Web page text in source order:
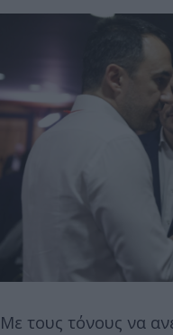
Με τους τόνους να